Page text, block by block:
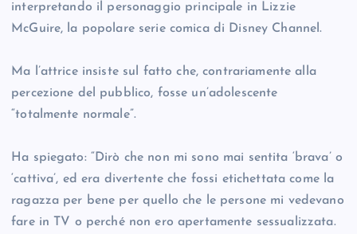
interpretando il personaggio principale in Lizzie
McGuire, la popolare serie comica di Disney Channel.
Ma l’attrice insiste sul fatto che, contrariamente alla
percezione del pubblico, fosse un’adolescente
“totalmente normale”.
Ha spiegato: “Dirò che non mi sono mai sentita ‘brava’ o
‘cattiva’, ed era divertente che fossi etichettata come la
ragazza per bene per quello che le persone mi vedevano
fare in TV o perché non ero apertamente sessualizzata.